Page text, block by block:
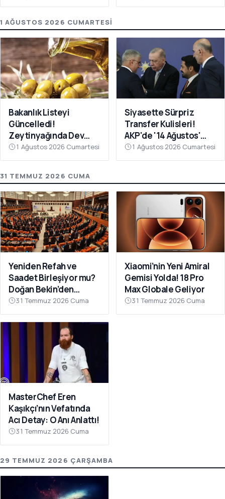
1 AĞUSTOS 2026 CUMARTESI
Bakanlık Listeyi
Güncelledi!
Zeytinyağında Dev
Hile Belli Oldu
1 Ağustos 2026 Cumartesi
Siyasette Sürpriz
Transfer Kulisleri!
AKP'de '14 Ağustos'
Hareketliliği
1 Ağustos 2026 Cumartesi
31 TEMMUZ 2026 CUMA
Yeniden Refah ve
Saadet Birleşiyor mu?
Doğan Bekin’den
Açıklama
31 Temmuz 2026 Cuma
Xiaomi’nin Yeni Amiral
Gemisi Yolda! 18 Pro
Max Globale Geliyor
31 Temmuz 2026 Cuma
MasterChef Eren
Kaşıkçı’nın Vefatında
Acı Detay: O Anı Anlattı!
31 Temmuz 2026 Cuma
29 TEMMUZ 2026 ÇARŞAMBA